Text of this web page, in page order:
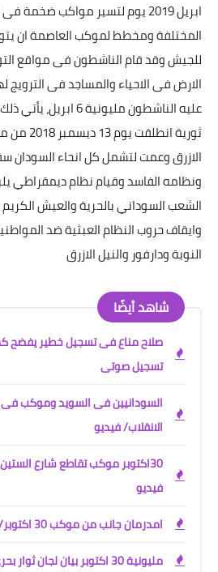
ابريل 2019 يوم لتسير مواكب
المختلفة ومخطط لموكب العاصمة ان
للجيش وقد قام الناشطون فى مواقع
الارض فى الاحياء والمساجد فى
عليه الناشطون
ثورية
الازرق وعمت لتشمل كل انحاء السودان
ونظامه الفاسد وقيام نظام ديمقراطي
الشعب السوداني بالحرية والعيش
وايقاف حروب النظام العبثية ضد
النوبة ودارفور والنيل الازرق
شاهد أيضًا
صلاح مناع فى تسجيل خطير يفضح
تسجيل صوتى
السودانيين فى السويد وموكب
الانقلاب/ فيديو
30اكتوبر موكب تقاطع شارع
فيديو
امدرمان جانب من موكب 30 اكتوبر/ فيديو
مليونية 30 اكتوبر بيان لجان ثوار بحري / فيديو